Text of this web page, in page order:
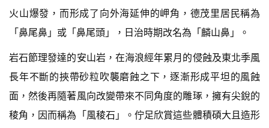
火山爆發，而形成了向外海延伸的岬角，德茂里居民稱為
「鼻尾鼻」或「鼻尾頭」，日治時期改名為「麟山鼻」。
岩石節理發達的安山岩，在海浪經年累月的侵蝕及東北季風
長年不斷的挾帶砂粒吹襲磨蝕之下，逐漸形成平坦的風蝕
面，然後再隨著風向改變帶來不同角度的雕琢，擁有尖銳的
稜角，因而稱為「風稜石」。佇足欣賞這些體積碩大且造形